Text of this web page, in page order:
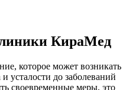
КираМед
которое может возникать
усталости до заболеваний
своевременные меры, это